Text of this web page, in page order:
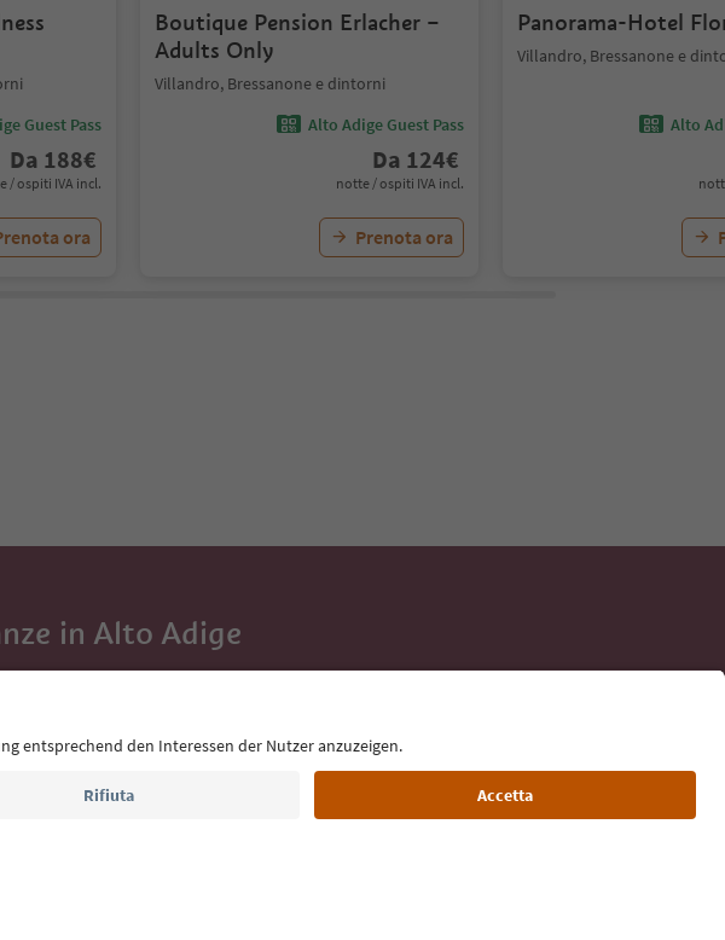
Guest Pass
Da 188€
/ ospiti IVA incl.
ora
Boutique Pension Erlacher –
Adults Only
Villandro, Bressanone e dintorni
Alto Adige Guest Pass
Da 124€
notte / ospiti IVA incl.
Prenota ora
Panorama-Hotel
Villandro, Bressanone e
Alto
in Alto Adige